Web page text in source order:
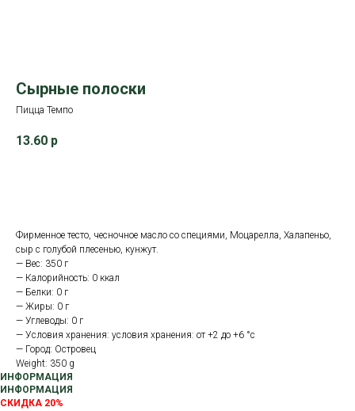
Сырные полоски
Пицца Темпо
13.60 р
Фирменное тесто, чесночное масло со специями, Моцарелла, Халапеньо,
сыр с голубой плесенью, кунжут.
— Вес: 350 г
— Калорийность: 0 ккал
— Белки: 0 г
— Жиры: 0 г
— Углеводы: 0 г
— Условия хранения: условия хранения: от +2 до +6 °с
— Город: Островец
Weight: 350 g
ИНФОРМАЦИЯ
ИНФОРМАЦИЯ
СКИДКА 20%